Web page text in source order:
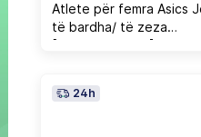
Atlete për femra Asics
të bardha/ të zeza
[Madhësia: 40.5]
24h